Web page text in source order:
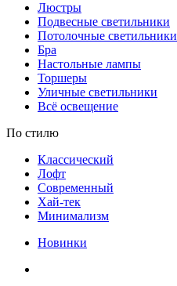
Люстры
Подвесные светильники
Потолочные светильники
Бра
Настольные лампы
Торшеры
Уличные светильники